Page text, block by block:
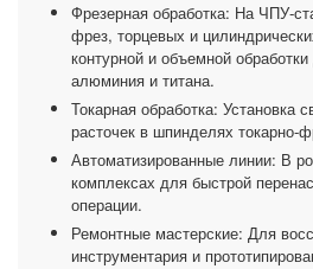
Фрезерная обработка: На ЧПУ-
фрез, торцевых и
контурной и объемной
алюминия и титана.
Токарная обработка: Установка
расточек в шпинделях токарно-
Автоматизированные линии: В
комплексах для быстрой
операции.
Ремонтные мастерские: Для
инструментария и